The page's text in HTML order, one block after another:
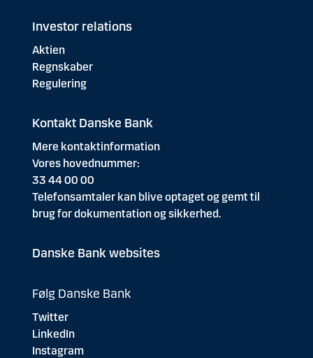
Investor relations
Aktien
Regnskaber
Regulering
Kontakt Danske Bank
Mere kontaktinformation
Vores hovednummer:
33 44 00 00
Telefonsamtaler kan blive optaget og gemt til
brug for dokumentation og sikkerhed.
Danske Bank websites
Følg Danske Bank
Twitter
LinkedIn
Instagram